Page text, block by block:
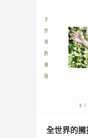
全世界的擁